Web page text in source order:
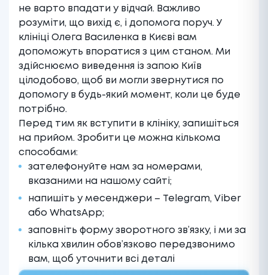
не варто впадати у відчай. Важливо
розуміти, що вихід є, і допомога поруч. У
клініці Олега Василенка в Києві вам
допоможуть впоратися з цим станом. Ми
здійснюємо виведення із запою Київ
цілодобово, щоб ви могли звернутися по
допомогу в будь-який момент, коли це буде
потрібно.
Перед тим як вступити в клініку, запишіться
на прийом. Зробити це можна кількома
способами:
зателефонуйте нам за номерами,
вказаними на нашому сайті;
напишіть у месенджери – Telegram, Viber
або WhatsApp;
заповніть форму зворотного зв’язку, і ми за
кілька хвилин обов’язково передзвонимо
вам, щоб уточнити всі деталі